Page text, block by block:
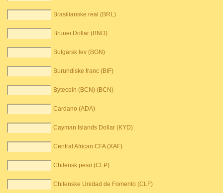
Brasilianske real (BRL)
Brunei Dollar (BND)
Bulgarsk lev (BGN)
Burundiske franc (BIF)
Bytecoin (BCN) (BCN)
Cardano (ADA)
Cayman Islands Dollar (KYD)
Central African CFA (XAF)
Chilensk peso (CLP)
Chilenske Unidad de Fomento (CLF)